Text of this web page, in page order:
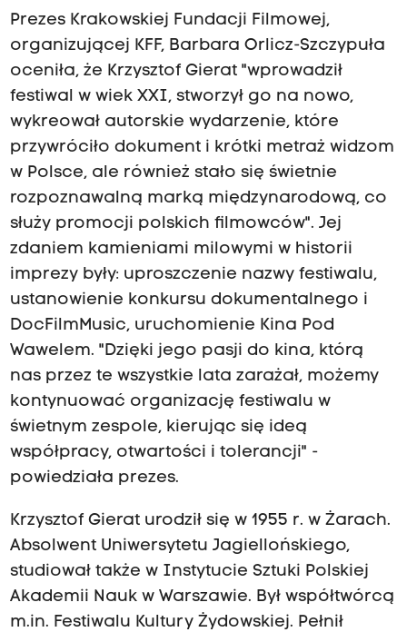
Prezes Krakowskiej Fundacji Filmowej,
organizującej KFF, Barbara Orlicz-Szczypuła
oceniła, że Krzysztof Gierat "wprowadził
festiwal w wiek XXI, stworzył go na nowo,
wykreował autorskie wydarzenie, które
przywróciło dokument i krótki metraż widzom
w Polsce, ale również stało się świetnie
rozpoznawalną marką międzynarodową, co
służy promocji polskich filmowców". Jej
zdaniem kamieniami milowymi w historii
imprezy były: uproszczenie nazwy festiwalu,
ustanowienie konkursu dokumentalnego i
DocFilmMusic, uruchomienie Kina Pod
Wawelem. "Dzięki jego pasji do kina, którą
nas przez te wszystkie lata zarażał, możemy
kontynuować organizację festiwalu w
świetnym zespole, kierując się ideą
współpracy, otwartości i tolerancji" -
powiedziała prezes.
Krzysztof Gierat urodził się w 1955 r. w Żarach.
Absolwent Uniwersytetu Jagiellońskiego,
studiował także w Instytucie Sztuki Polskiej
Akademii Nauk w Warszawie. Był współtwórcą
m.in. Festiwalu Kultury Żydowskiej. Pełnił